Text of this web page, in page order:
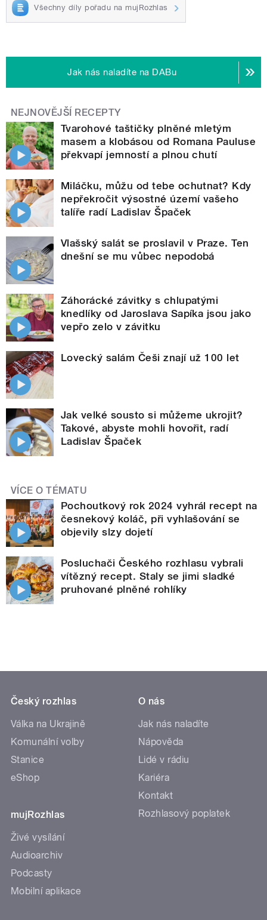
Všechny díly pořadu na mujRozhlas
Jak nás naladíte na DABu
NEJNOVĚJŠÍ RECEPTY
Tvarohové taštičky plněné mletým
masem a klobásou od Romana Pauluse
překvapí jemností a plnou chutí
Miláčku, můžu od tebe ochutnat? Kdy
nepřekročit výsostné území vašeho
talíře radí Ladislav Špaček
Vlašský salát se proslavil v Praze. Ten
dnešní se mu vůbec nepodobá
Záhorácké závitky s chlupatými
knedlíky od Jaroslava Sapíka jsou jako
vepřo zelo v závitku
Lovecký salám Češi znají už 100 let
Jak velké sousto si můžeme ukrojit?
Takové, abyste mohli hovořit, radí
Ladislav Špaček
VÍCE O TÉMATU
Pochoutkový rok 2024 vyhrál recept na
česnekový koláč, při vyhlašování se
objevily slzy dojetí
Posluchači Českého rozhlasu vybrali
vítězný recept. Staly se jimi sladké
pruhované plněné rohlíky
Český rozhlas
Válka na Ukrajině
Komunální volby
Stanice
eShop
mujRozhlas
Živé vysílání
Audioarchiv
Podcasty
Mobilní aplikace
O nás
Jak nás naladíte
Nápověda
Lidé v rádiu
Kariéra
Kontakt
Rozhlasový poplatek